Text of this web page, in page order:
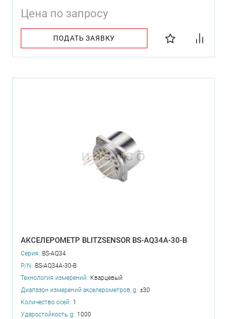
Цена по запросу
ПОДАТЬ ЗАЯВКУ
АКСЕЛЕРОМЕТР BLITZSENSOR BS-AQ34A-30-B
Серия: BS-AQ34
P/N: BS-AQ34A-30-B
Технология измерений: Кварцевый
Диапазон измерений акселерометров, g: ±30
Количество осей: 1
Ударостойкость, g: 1000